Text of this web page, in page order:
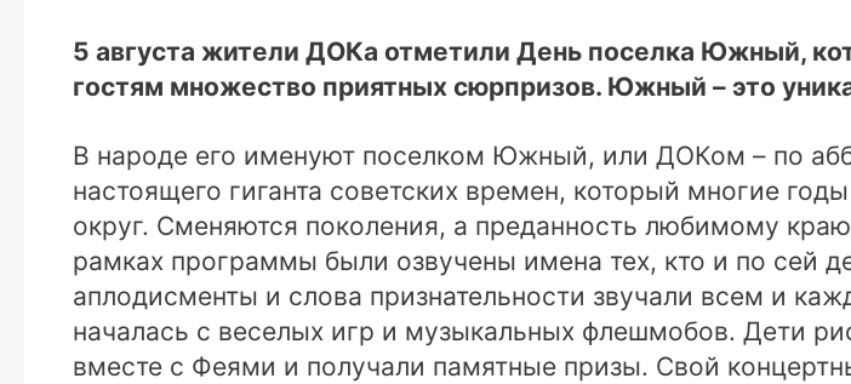
5 августа жители ДОКа отметили День поселка Южный,
гостям множество приятных сюрпризов. Южный – это
В народе его именуют поселком Южный, или ДОКом – по
настоящего гиганта советских времен, который многие
округ. Сменяются поколения, а преданность любимому
рамках программы были озвучены имена тех, кто и по сей
аплодисменты и слова признательности звучали всем и
началась с веселых игр и музыкальных флешмобов. Дети
вместе с Феями и получали памятные призы. Свой